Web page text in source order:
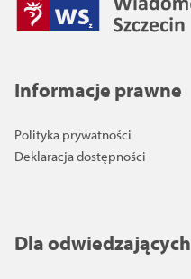
Informacje prawne
Polityka prywatności
Deklaracja dostępności
Dla odwiedzających